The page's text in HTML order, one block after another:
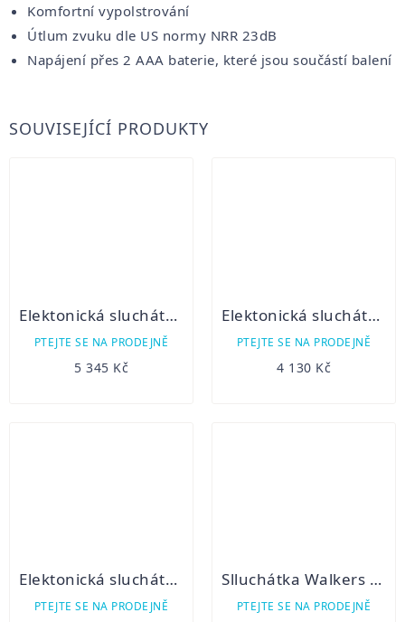
Komfortní vypolstrování
Útlum zvuku dle US normy NRR 23dB
Napájení přes 2 AAA baterie, které jsou součástí balení
SOUVISEJÍCÍ PRODUKTY
Elektonická sluchátka Peltor 3M Sport Tac GN
PTEJTE SE NA PRODEJNĚ
5 345 Kč
Elektonická sluchátka Caldwell E-Max Shadow -špunty
PTEJTE SE NA PRODEJNĚ
4 130 Kč
Elektonická sluchátka Caldwell E-Max stereo Low profile
PTEJTE SE NA PRODEJNĚ
Slluchátka Walkers Razor Slim pasive
PTEJTE SE NA PRODEJNĚ